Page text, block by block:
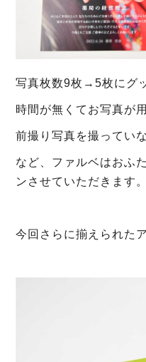
写真枚数9枚→5枚にグ
時間が無くてお写真が
前撮り写真を撮ってい
など、ファルベはおふ
ンさせていただきます。
今回さらに揃えられた